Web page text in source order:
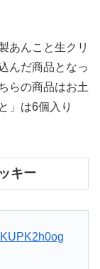
あんこと生クリ
んだ商品となっ
らの商品はお土
」は6個入り
キー